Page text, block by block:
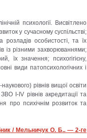
психології. Висвітлено
у сучасному суспільстві;
особистості, та їх
із різними захворюваннями;
їх значення; психогігієну,
види патопсихологічних і
рівнів вищої освіти
І-IV рівнів акредитації та
про психічнім розвиток та
/ Мельничук О. Б.. — 2-ге